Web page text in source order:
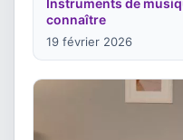
connaître
19 février 2026